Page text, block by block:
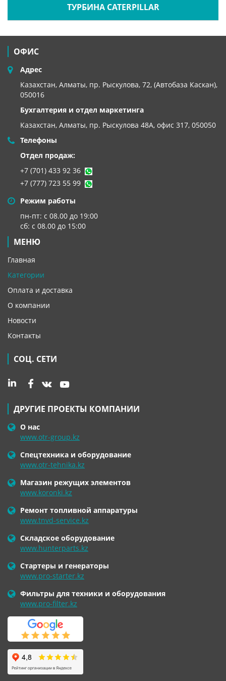
ТУРБИНА CATERPILLAR
ОФИС
Адрес
Казахстан, Алматы, пр. Рыскулова, 72, (Автобаза Каскан),
050016
Бухгалтерия и отдел маркетинга
Казахстан, Алматы, пр. Рыскулова 48А, офис 317, 050050
Телефоны
Отдел продаж:
+7 (701) 433 92 36
+7 (777) 723 55 99
Режим работы
пн-пт: с 08.00 до 19:00
сб: с 08.00 до 15:00
МЕНЮ
Главная
Категории
Оплата и доставка
О компании
Новости
Контакты
СОЦ. СЕТИ
ДРУГИЕ ПРОЕКТЫ КОМПАНИИ
О нас
www.otr-group.kz
Спецтехника и оборудование
www.otr-tehnika.kz
Магазин режущих элементов
www.koronki.kz
Ремонт топливной аппаратуры
www.tnvd-service.kz
Складское оборудование
www.hunterparts.kz
Стартеры и генераторы
www.pro-starter.kz
Фильтры для техники и оборудования
www.pro-filter.kz